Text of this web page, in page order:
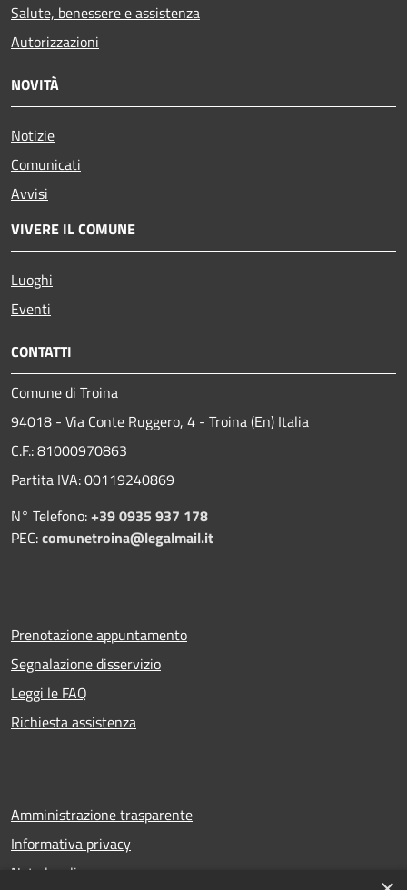
Salute, benessere e assistenza
Autorizzazioni
NOVITÀ
Notizie
Comunicati
Avvisi
VIVERE IL COMUNE
Luoghi
Eventi
CONTATTI
Comune di Troina
94018 - Via Conte Ruggero, 4 - Troina (En) Italia
C.F.: 81000970863
Partita IVA: 00119240869
N° Telefono:+39 0935 937 178
PEC:comunetroina@legalmail.it
Prenotazione appuntamento
Segnalazione disservizio
Leggi le FAQ
Richiesta assistenza
Amministrazione trasparente
Informativa privacy
Note legali